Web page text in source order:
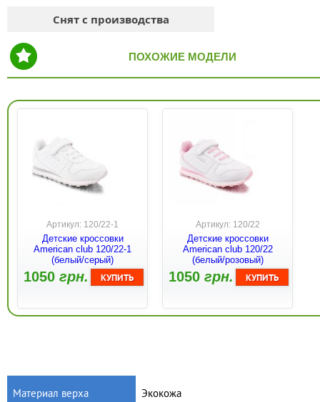
Снят с производства
ПОХОЖИЕ МОДЕЛИ
Артикул: 120/22-1
Детские кроссовки
American club 120/22-1
(белый/серый)
1050 грн.
Артикул: 120/22
Детские кроссовки
American club 120/22
(белый/розовый)
1050 грн.
Материал верха Экокожа